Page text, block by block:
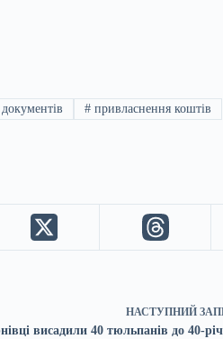
#привласнення коштів
НАСТУПНИЙ
висадили 40 тюльпанів до 40-